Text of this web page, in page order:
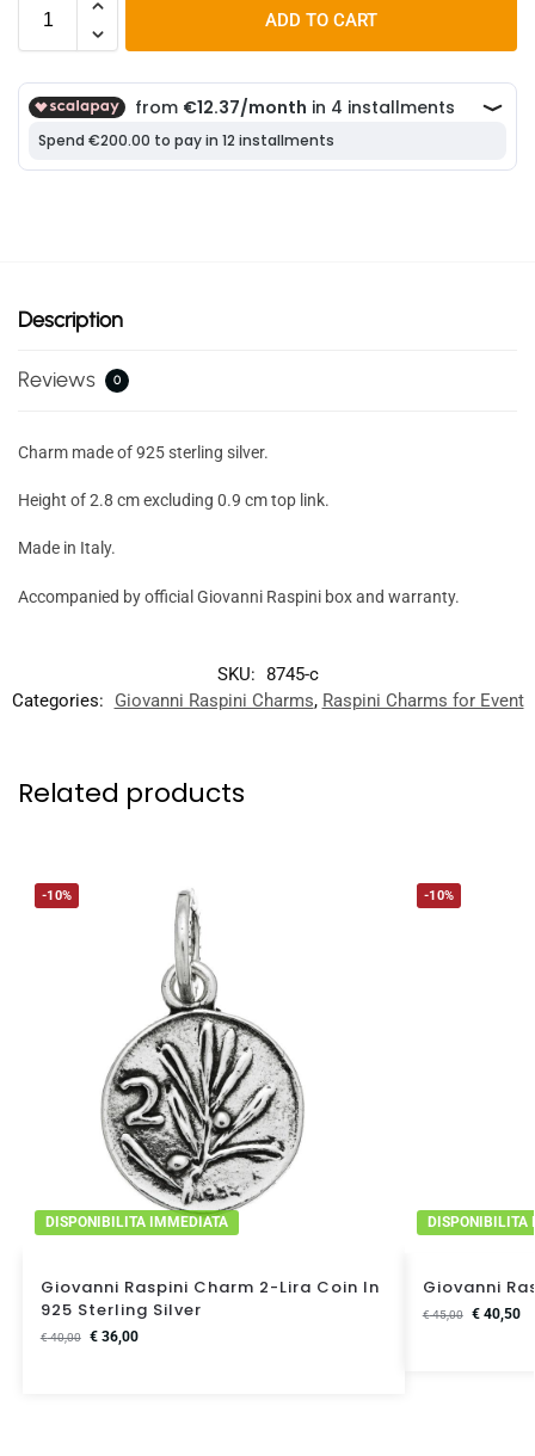
ADD TO CART
Description
Reviews 0
Charm made of 925 sterling silver.
Height of 2.8 cm excluding 0.9 cm top link.
Made in Italy.
Accompanied by official Giovanni Raspini box and warranty.
SKU: 8745-c
Categories:
Giovanni Raspini Charms, Raspini Charms for Event
Related products
-10%
DISPONIBILITA IMMEDIATA
Giovanni Raspini Charm 2-Lira Coin In
925 Sterling Silver
€40,00 €36,00
-10%
DISPONIBILITA
Giovanni
€45,00 €40,50